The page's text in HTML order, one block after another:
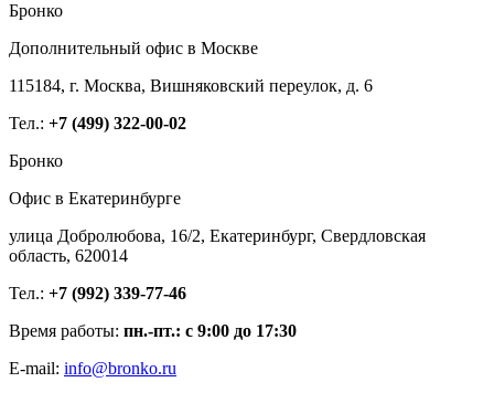
Бронко
Дополнительный офис в Москве
115184, г. Москва, Вишняковский переулок, д. 6
Тел.: +7 (499) 322-00-02
Бронко
Офис в Екатеринбурге
улица Добролюбова, 16/2, Екатеринбург, Свердловская
область, 620014
Тел.: +7 (992) 339-77-46
Время работы: пн.-пт.: с 9:00 до 17:30
E-mail: info@bronko.ru